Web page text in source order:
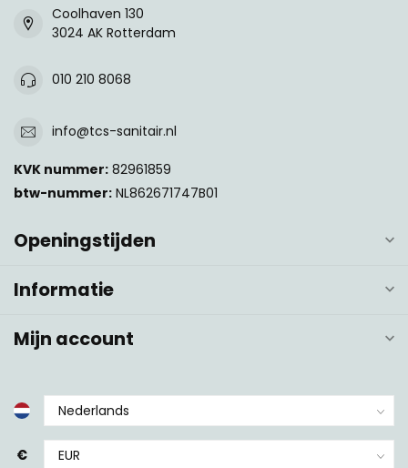
Coolhaven 130
3024 AK Rotterdam
010 210 8068
info@tcs-sanitair.nl
KVK nummer: 82961859
btw-nummer: NL862671747B01
Openingstijden
Informatie
Mijn account
€